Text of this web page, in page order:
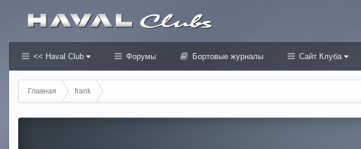
<< Haval Club Форумы Бортовые журналы Сайт Клуба
Главная frank